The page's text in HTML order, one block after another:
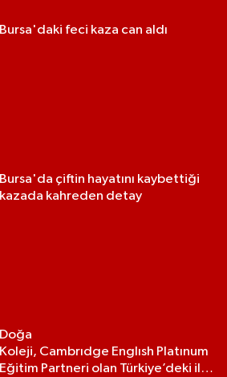
Bursa'daki feci kaza can aldı
Bursa'da çiftin hayatını kaybettiği
kazada kahreden detay
Doğa
Koleji, Cambrıdge Englısh Platınum
Eğitim Partneri olan Türkiye’deki ilk